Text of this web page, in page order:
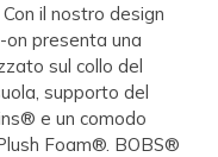
il nostro design
presenta una
sul collo del
supporto del
e un comodo
Foam®. BOBS®